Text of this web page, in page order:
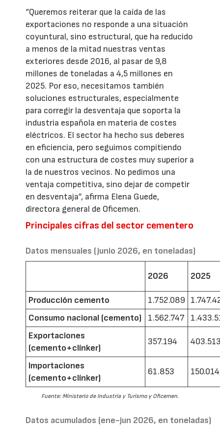
“Queremos reiterar que la caída de las
exportaciones no responde a una situación
coyuntural, sino estructural, que ha reducido
a menos de la mitad nuestras ventas
exteriores desde 2016, al pasar de 9,8
millones de toneladas a 4,5 millones en
2025. Por eso, necesitamos también
soluciones estructurales, especialmente
para corregir la desventaja que soporta la
industria española en materia de costes
eléctricos. El sector ha hecho sus deberes
en eficiencia, pero seguimos compitiendo
con una estructura de costes muy superior a
la de nuestros vecinos. No pedimos una
ventaja competitiva, sino dejar de competir
en desventaja”, afirma Elena Guede,
directora general de Oficemen.
Principales cifras del sector cementero
Datos mensuales (junio 2026, en toneladas)
2026 2025
Producción cemento 1.752.089
Consumo nacional (cemento)
1.562.747
Exportaciones
(cemento+clínker)
357.194
Importaciones
(cemento+clínker)
61.853 150.014
Fuente: Ministerio de Industria y Turismo y Oficemen.
Datos acumulados (ene-jun 2026, en toneladas)